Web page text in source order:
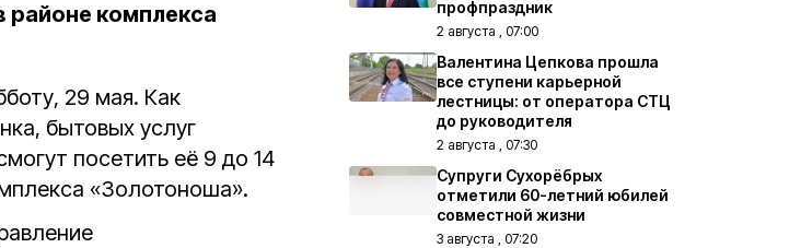
районе комплекса
29 мая. Как
бытовых услуг
посетить её 9 до 14
«Золотоноша».
профпраздник
2 августа , 07:00
Валентина Цепкова прошла
все ступени карьерной
лестницы: от оператора СТЦ
до руководителя
2 августа , 07:30
Супруги Сухорёбрых
отметили 60-летний юбилей
совместной жизни
3 августа , 07:20